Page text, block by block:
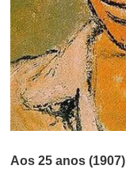
Aos 25 anos (1907)